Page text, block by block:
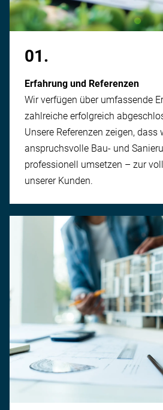
01.
Erfahrung und Referenzen
Wir verfügen über umfassende
zahlreiche erfolgreich
Unsere Referenzen zeigen, dass
anspruchsvolle Bau- und
professionell umsetzen – zur
unserer Kunden.